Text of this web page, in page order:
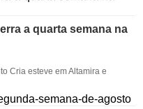
a quarta semana na
Cria esteve em Altamira e